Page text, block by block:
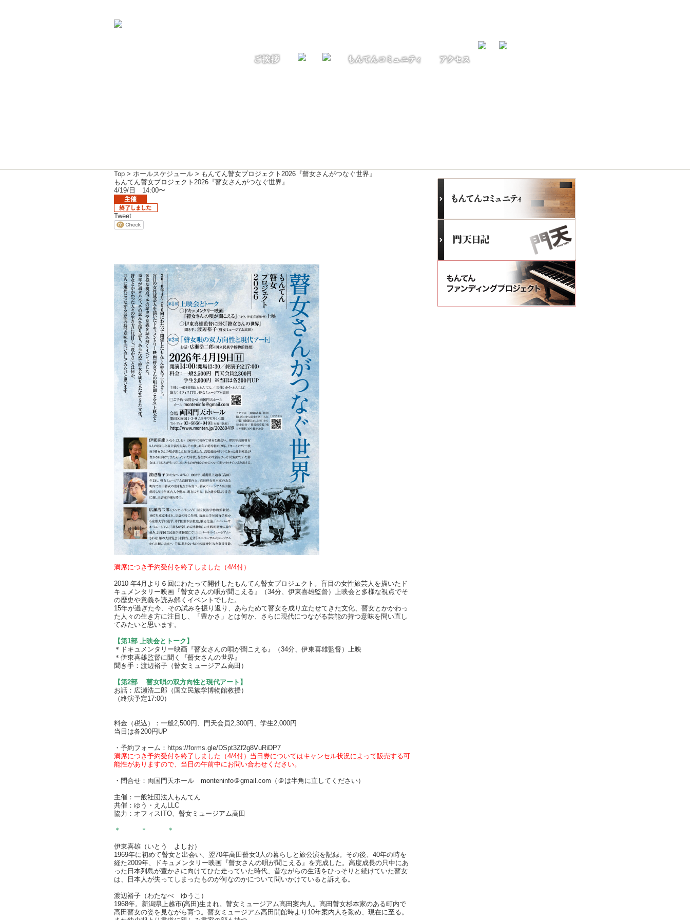
Top > ホールスケジュール > もんてん瞽女プロジェクト2026『瞽女さんがつなぐ世界』
もんてん瞽女プロジェクト2026『瞽女さんがつなぐ世界』
4/19/日 14:00〜
Tweet
満席につき予約受付を終了しました（4/4付）
2010 年4月より６回にわたって開催したもんてん瞽女プロジェクト。盲目の女性旅芸人を描いたド
キュメンタリー映画『瞽女さんの唄が聞こえる』（34分、伊東喜雄監督）上映会と多様な視点でそ
の歴史や意義を読み解くイベントでした。
15年が過ぎた今、その試みを振り返り、あらためて瞽女を成り立たせてきた文化、瞽女とかかわっ
た人々の生き方に注目し、「豊かさ」とは何か、さらに現代につながる芸能の持つ意味を問い直し
てみたいと思います。
【第1部 上映会とトーク】
＊ドキュメンタリー映画『瞽女さんの唄が聞こえる』（34分、伊東喜雄監督）上映
＊伊東喜雄監督に聞く『瞽女さんの世界』
聞き手：渡辺裕子（瞽女ミュージアム高田）
【第2部 瞽女唄の双方向性と現代アート】
お話：広瀬浩二郎（国立民族学博物館教授）
（終演予定17:00）
料金（税込）：一般2,500円、門天会員2,300円、学生2,000円
当日は各200円UP
・予約フォーム：https://forms.gle/DSpt3Zf2g8VuRiDP7
満席につき予約受付を終了しました（4/4付）当日券についてはキャンセル状況によって販売する可
能性がありますので、当日の午前中にお問い合わせください。
・問合せ：両国門天ホール monteninfo＠gmail.com（＠は半角に直してください）
主催：一般社団法人もんてん
共催：ゆう・えんLLC
協力：オフィスITO、瞽女ミュージアム高田
＊ ＊ ＊
伊東喜雄（いとう よしお）
1969年に初めて瞽女と出会い、翌70年高田瞽女3人の暮らしと旅公演を記録。その後、40年の時を
経た2009年、ドキュメンタリー映画『瞽女さんの唄が聞こえる』を完成した。高度成長の只中にあ
った日本列島が豊かさに向けてひた走っていた時代、昔ながらの生活をひっそりと続けていた瞽女
は、日本人が失ってしまったものが何なのかについて問いかけていると訴える。
渡辺裕子（わたなべ ゆうこ）
1968年。新潟県上越市(高田)生まれ。瞽女ミュージアム高田案内人。高田瞽女杉本家のある町内で
高田瞽女の姿を見ながら育つ。瞽女ミュージアム高田開館時より10年案内人を勤め、現在に至る。